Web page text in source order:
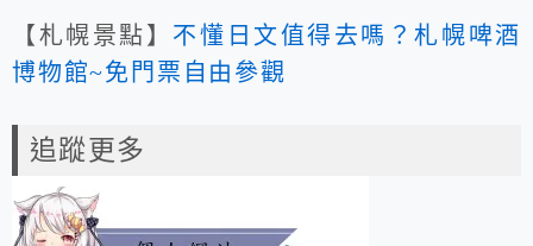
【札幌景點】 不懂日文值得去嗎？札幌啤酒
博物館~免門票自由參觀
追蹤更多